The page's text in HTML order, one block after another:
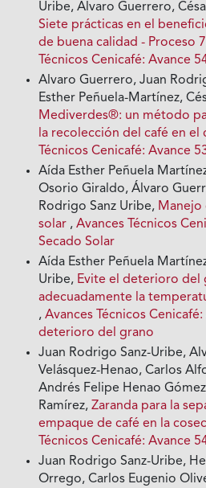
Uribe, Alvaro Guerrero,
Siete prácticas en el
de buena calidad - Proceso
Técnicos Cenicafé: Avance
Alvaro Guerrero, Juan
Esther Peñuela-Martínez,
Mediverdes®: un método
la recolección del café en el
Técnicos Cenicafé: Avance
Aída Esther Peñuela
Osorio Giraldo, Álvaro
Rodrigo Sanz Uribe, Manejo
solar ,Avances Técnicos
Secado Solar
Aída Esther Peñuela
Uribe, Evite el deterioro del
adecuadamente la
,Avances Técnicos
deterioro del grano
Juan Rodrigo Sanz-Uribe,
Velásquez-Henao, Carlos
Andrés Felipe Henao
Ramírez,Zaranda para la
empaque de café en la
Técnicos Cenicafé: Avance
Juan Rodrigo Sanz-Uribe,
Orrego, Carlos Eugenio